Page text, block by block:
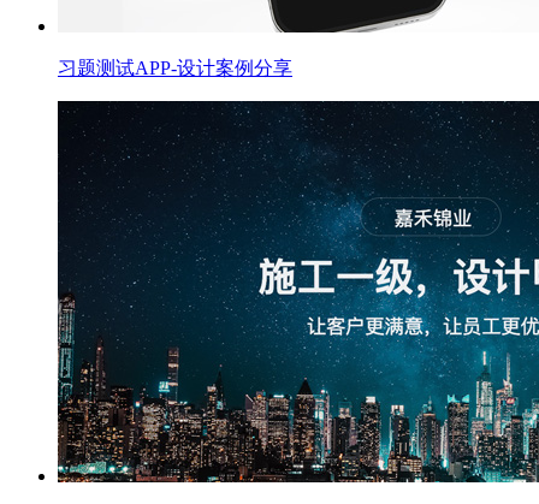
习题测试APP-设计案例分享